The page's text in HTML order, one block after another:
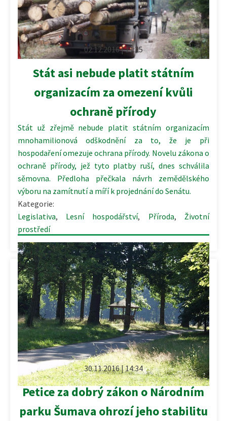
02.12.2016 | 11:25
Stát asi nebude platit státním
organizacím za omezení kvůli
ochraně přírody
Stát už zřejmě nebude platit státním organizacím
mnohamilionová odškodnění za to, že je při
hospodaření omezuje ochrana přírody. Novelu zákona o
ochraně přírody, jež tyto platby ruší, dnes schválila
sěmovna. Předloha přečkala návrh zemědělského
výboru na zamítnutí a míří k projednání do Senátu.
Kategorie:
Legislativa, Lesní hospodářství, Příroda, Životní
prostředí
30.11.2016 | 14:34
Petice za dobrý zákon o Národním
parku Šumava ohrozí jeho stabilitu